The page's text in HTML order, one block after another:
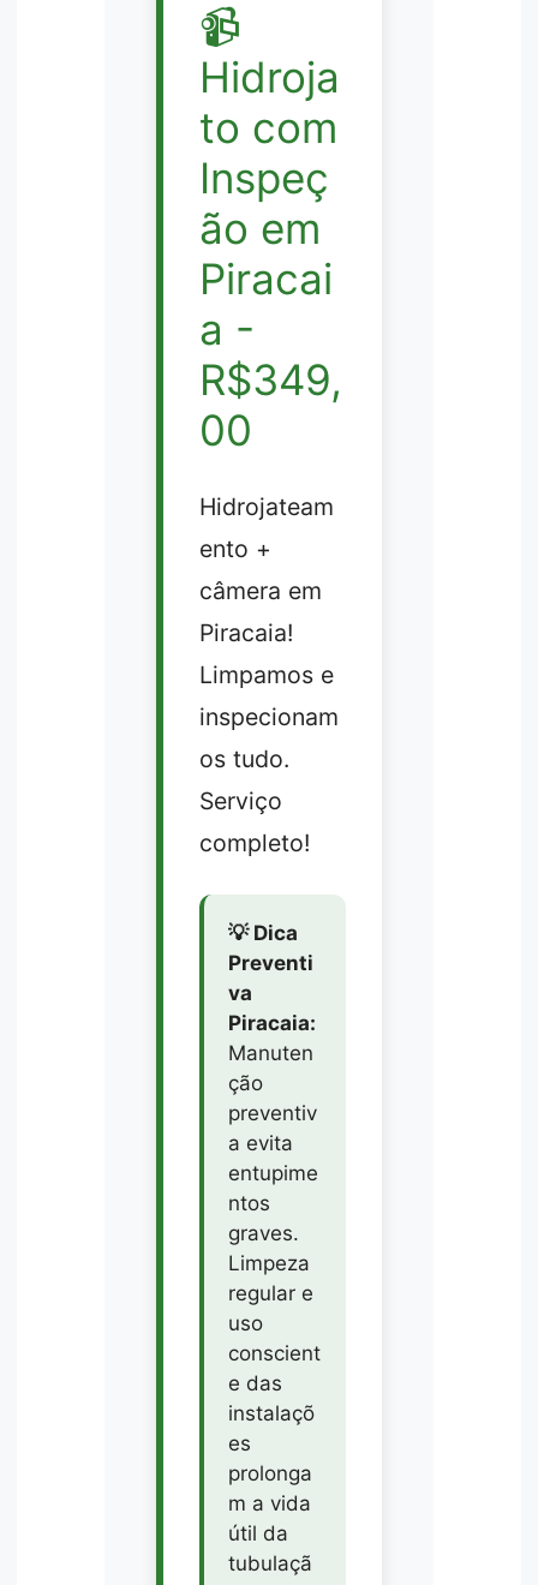
📹
Hidroja
to com
Inspeç
ão em
Piracai
a -
R$349,
00
Hidrojateam
ento +
câmera em
Piracaia!
Limpamos e
inspecionam
os tudo.
Serviço
completo!
💡 Dica
Preventi
va
Piracaia:
Manuten
ção
preventiv
a evita
entupime
ntos
graves.
Limpeza
regular e
uso
conscient
e das
instalaçõ
es
prolonga
m a vida
útil da
tubulaçã